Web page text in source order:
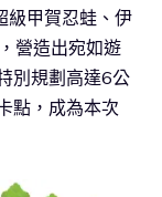
級甲賀忍蛙、伊
營造出宛如遊
別規劃高達6公
點，成為本次